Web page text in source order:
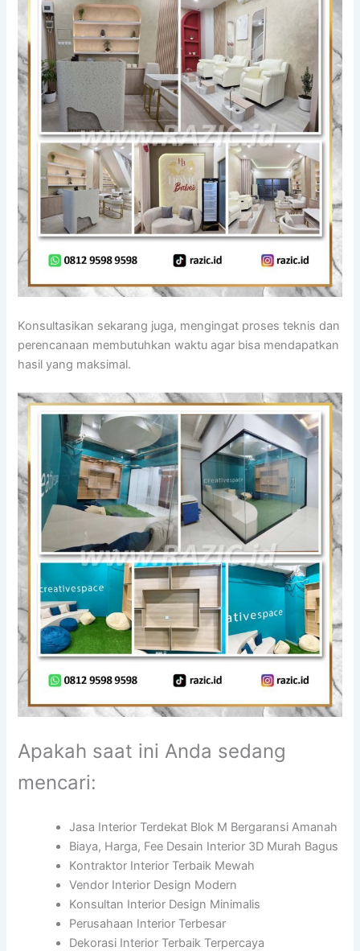
Konsultasikan sekarang juga, mengingat proses teknis dan
perencanaan membutuhkan waktu agar bisa mendapatkan
hasil yang maksimal.
Apakah saat ini Anda sedang
mencari:
Jasa Interior Terdekat Blok M Bergaransi Amanah
Biaya, Harga, Fee Desain Interior 3D Murah Bagus
Kontraktor Interior Terbaik Mewah
Vendor Interior Design Modern
Konsultan Interior Design Minimalis
Perusahaan Interior Terbesar
Dekorasi Interior Terbaik Terpercaya